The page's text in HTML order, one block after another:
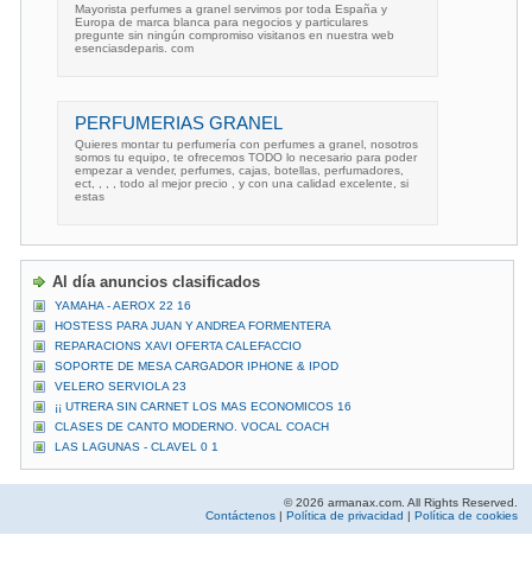
Mayorista perfumes a granel servimos por toda España y
Europa de marca blanca para negocios y particulares
pregunte sin ningún compromiso visitanos en nuestra web
esenciasdeparis. com
PERFUMERIAS GRANEL
Quieres montar tu perfumería con perfumes a granel, nosotros
somos tu equipo, te ofrecemos TODO lo necesario para poder
empezar a vender, perfumes, cajas, botellas, perfumadores,
ect, , , , todo al mejor precio , y con una calidad excelente, si
estas
Al día anuncios clasificados
YAMAHA - AEROX 22 16
HOSTESS PARA JUAN Y ANDREA FORMENTERA
REPARACIONS XAVI OFERTA CALEFACCIO
SOPORTE DE MESA CARGADOR IPHONE & IPOD
VELERO SERVIOLA 23
¡¡ UTRERA SIN CARNET LOS MAS ECONOMICOS 16
CLASES DE CANTO MODERNO. VOCAL COACH
LAS LAGUNAS - CLAVEL 0 1
© 2026 armanax.com. All Rights Reserved.
Contáctenos | Política de privacidad | Política de cookies